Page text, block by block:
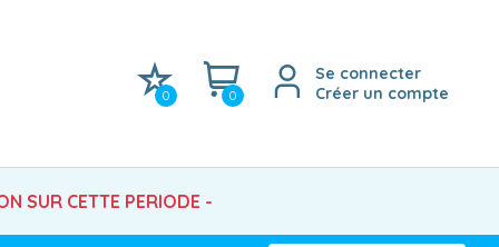
0 0
Se connecter
Créer un compte
CETTE PERIODE -